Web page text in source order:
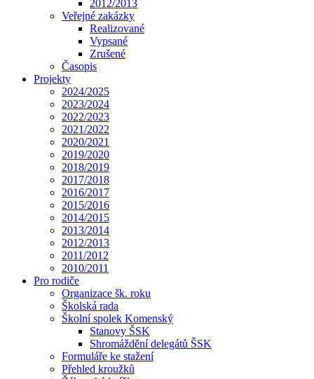
2012/2013
Veřejné zakázky
Realizované
Vypsané
Zrušené
Časopis
Projekty
2024/2025
2023/2024
2022/2023
2021/2022
2020/2021
2019/2020
2018/2019
2017/2018
2016/2017
2015/2016
2014/2015
2013/2014
2012/2013
2011/2012
2010/2011
Pro rodiče
Organizace šk. roku
Školská rada
Školní spolek Komenský
Stanovy ŠSK
Shromáždění delegátů ŠSK
Formuláře ke stažení
Přehled kroužků